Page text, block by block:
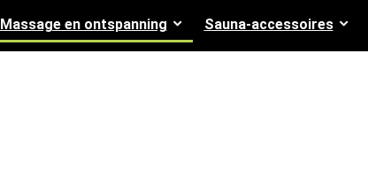
Massage en ontspanning Sauna-accessoires